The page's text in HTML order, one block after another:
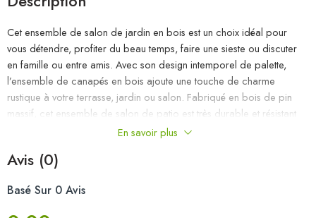
Cet ensemble de salon de jardin en bois est un choix idéal pour
vous détendre, profiter du beau temps, faire une sieste ou discuter
en famille ou entre amis. Avec son design intemporel de palette,
l’ensemble de canapés en bois ajoute une touche de charme
rustique à votre terrasse, jardin ou salon. Fabriqué en bois de pin
massif, cet ensemble de salon de patio est très durable et résistant
aux intempéries. Cet ensemble de meubles a une construction solide
permet également de placer l’ensemble dans n’importe quel
de vie des meubles d’extérieur, nous vous recommandons de les
En savoir plus
Avis (0)
Basé Sur 0 Avis